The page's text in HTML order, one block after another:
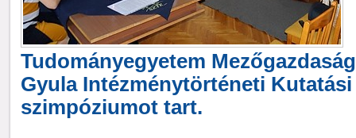
Tudományegyetem
Gyula Intézménytörténeti
szimpóziumot tart.